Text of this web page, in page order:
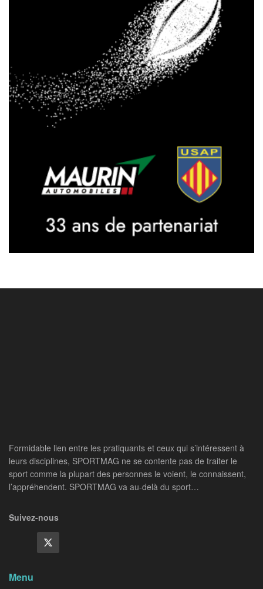
Formidable lien entre les pratiquants et ceux qui s’intéressent à
leurs disciplines, SPORTMAG ne se contente pas de traiter le
sport comme la plupart des personnes le voient, le connaissent,
l’appréhendent. SPORTMAG va au-delà du sport…
Suivez-nous
Menu